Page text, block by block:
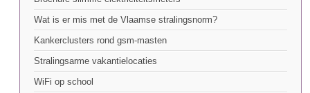
Wat is er mis met de Vlaamse stralingsnorm?
Kankerclusters rond gsm-masten
Stralingsarme vakantielocaties
WiFi op school